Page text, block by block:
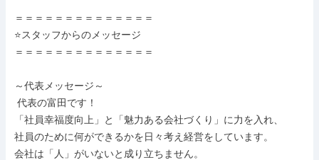
＝＝＝＝＝＝＝＝＝＝＝＝＝＝
⭐スタッフからのメッセージ
＝＝＝＝＝＝＝＝＝＝＝＝＝＝
～代表メッセージ～
「社員幸福度向上」と「魅力ある会社づくり」に力を入れ、
社員のために何ができるかを日々考え経営をしています。
会社は「人」がいないと成り立ちません。